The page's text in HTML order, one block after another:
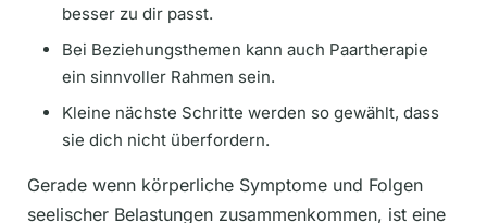
besser zu dir passt.
Bei Beziehungsthemen kann auch Paartherapie
ein sinnvoller Rahmen sein.
Kleine nächste Schritte werden so gewählt, dass
sie dich nicht überfordern.
Gerade wenn körperliche Symptome und Folgen
seelischer Belastungen zusammenkommen, ist eine